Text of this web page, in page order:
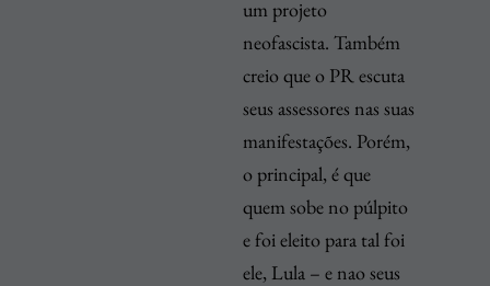
um projeto
neofascista. Também
creio que o PR escuta
seus assessores nas suas
manifestações. Porém,
o principal, é que
quem sobe no púlpito
e foi eleito para tal foi
ele, Lula – e nao seus